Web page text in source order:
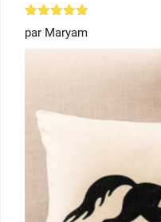
Note
sur 5
par Maryam